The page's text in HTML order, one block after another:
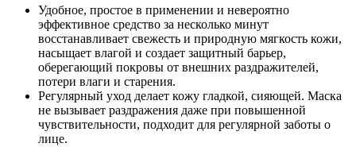
Удобное, простое в применении и невероятно
эффективное средство за несколько минут
восстанавливает свежесть и природную мягкость кожи,
насыщает влагой и создает защитный барьер,
оберегающий покровы от внешних раздражителей,
потери влаги и старения.
Регулярный уход делает кожу гладкой, сияющей. Маска
не вызывает раздражения даже при повышенной
чувствительности, подходит для регулярной заботы о
лице.